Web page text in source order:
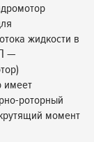
жидкости в
—
имеет
роторный
момент